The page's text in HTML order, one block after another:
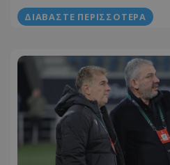
ΔΙΑΒΆΣΤΕ ΠΕΡΙΣΣΌΤΕΡΑ